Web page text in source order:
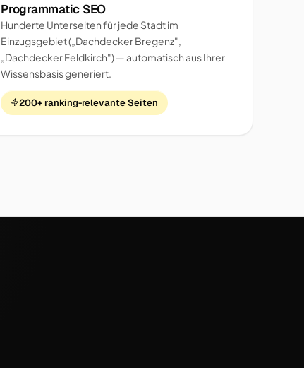
Programmatic SEO
Hunderte Unterseiten für jede Stadt im
Einzugsgebiet („Dachdecker Bregenz",
„Dachdecker Feldkirch") — automatisch aus Ihrer
Wissensbasis generiert.
200+ ranking-relevante Seiten